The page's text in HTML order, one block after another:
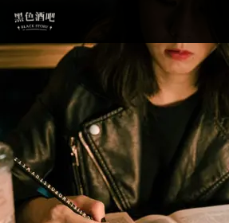
黑色酒吧